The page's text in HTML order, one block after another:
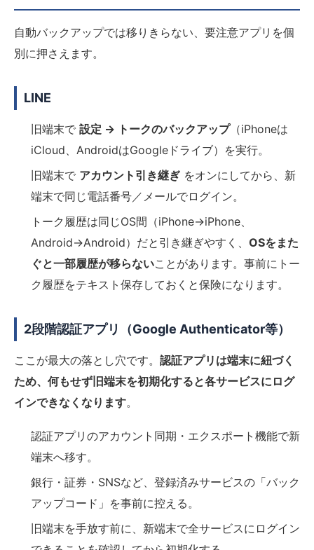
自動バックアップでは移りきらない、要注意アプリを個
別に押さえます。
LINE
旧端末で 設定 → トークのバックアップ（iPhoneは
iCloud、AndroidはGoogleドライブ）を実行。
旧端末で アカウント引き継ぎ をオンにしてから、新
端末で同じ電話番号／メールでログイン。
トーク履歴は同じOS間（iPhone→iPhone、
Android→Android）だと引き継ぎやすく、 OSをまた
ぐと一部履歴が移らないことがあります。事前にトー
ク履歴をテキスト保存しておくと保険になります。
2段階認証アプリ（Google Authenticator等）
ここが最大の落とし穴です。 認証アプリは端末に紐づく
ため、何もせず旧端末を初期化すると各サービスにログ
インできなくなります。
認証アプリのアカウント同期・エクスポート機能で新
端末へ移す。
銀行・証券・SNSなど、登録済みサービスの「バック
アップコード」を事前に控える。
旧端末を手放す前に、新端末で全サービスにログイン